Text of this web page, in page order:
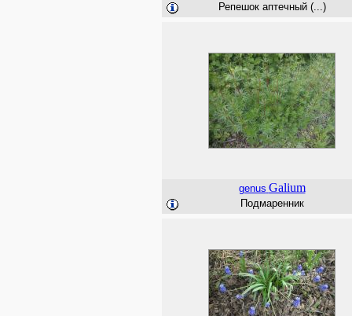
Репешок аптечный (...)
genus Galium
Подмаренник